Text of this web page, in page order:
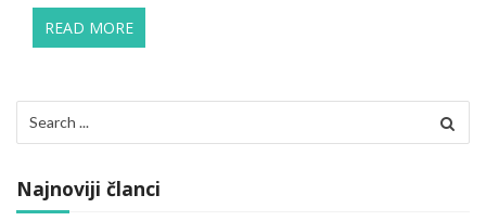
READ MORE
for:
Najnoviji članci